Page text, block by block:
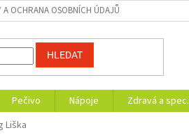
OCHRANA OSOBNÍCH ÚDAJŮ
HLEDAT
Pečivo Nápoje Zdravá a
Liška